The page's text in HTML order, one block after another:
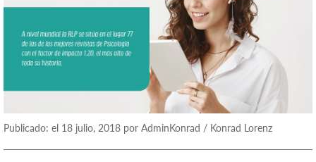
Publicado: el 18 julio, 2018 por AdminKonrad / Konrad Lorenz